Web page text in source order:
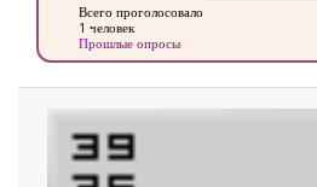
Всего проголосовало
1 человек
Прошлые опросы